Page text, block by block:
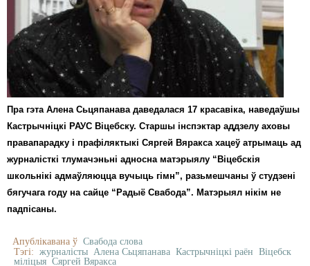
Пра гэта Алена Сьцяпанава даведалася 17 красавіка, наведаўшы
Кастрычніцкі РАУС Віцебску. Старшы інспэктар аддзелу аховы
правапарадку і прафіляктыкі Сяргей Вяракса хацеў атрымаць ад
журналісткі тлумачэньні адносна матэрыялу “Віцебскія
школьнікі адмаўляюцца вучыць гімн”, разьмешчаны ў студзені
бягучага году на сайце “Радыё Свабода”. Матэрыял нікім не
падпісаны.
Апублікавана ў Свабода слова
Тэгі: журналісты Алена Сьцяпанава Кастрычніцкі раён Віцебск
міліцыя Сяргей Вяракса